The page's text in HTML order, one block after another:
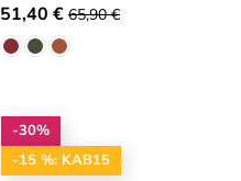
51,40 € 65,90 €
-30%
-15 %: KAB15